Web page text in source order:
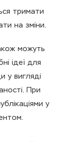
тримати
на зміни.
можуть
ідеї для
у вигляді
При
у